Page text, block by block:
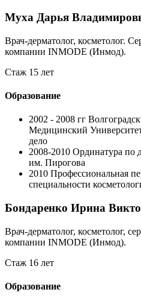
Муха Дарья
Врач-дерматолог, косметолог.
компании INMODE (Инмод).
Стаж 15 лет
Образование
2002 - 2008 гг
Медицинский
дело
2008-2010 Ординатура по
им. Пирогова
2010 Профессиональная
специальности
Бондаренко Ирина
Врач-дерматолог, косметолог,
компании INMODE (Инмод).
Стаж 16 лет
Образование